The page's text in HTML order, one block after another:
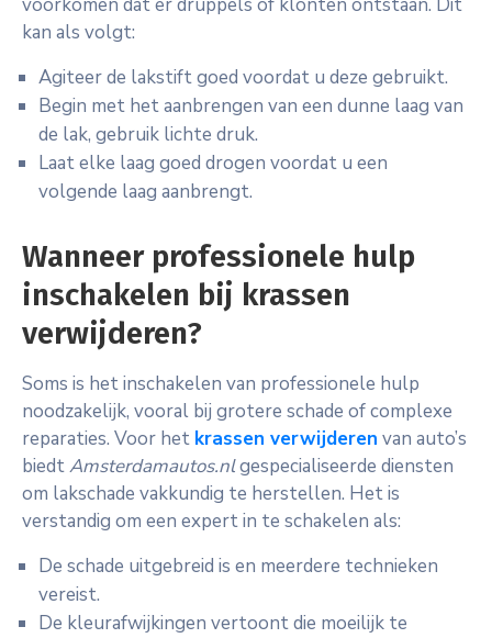
voorkomen dat er druppels of klonten ontstaan. Dit
kan als volgt:
Agiteer de lakstift goed voordat u deze gebruikt.
Begin met het aanbrengen van een dunne laag van
de lak, gebruik lichte druk.
Laat elke laag goed drogen voordat u een
volgende laag aanbrengt.
Wanneer professionele hulp
inschakelen bij krassen
verwijderen?
Soms is het inschakelen van professionele hulp
noodzakelijk, vooral bij grotere schade of complexe
reparaties. Voor het krassen verwijderen van auto’s
biedtAmsterdamautos.nlgespecialiseerde diensten
om lakschade vakkundig te herstellen. Het is
verstandig om een expert in te schakelen als:
De schade uitgebreid is en meerdere technieken
vereist.
De kleurafwijkingen vertoont die moeilijk te